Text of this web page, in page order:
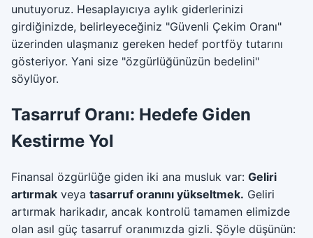
unutuyoruz. Hesaplayıcıya aylık giderlerinizi
girdiğinizde, belirleyeceğiniz "Güvenli Çekim Oranı"
üzerinden ulaşmanız gereken hedef portföy tutarını
gösteriyor. Yani size "özgürlüğünüzün bedelini"
söylüyor.
Tasarruf Oranı: Hedefe Giden
Kestirme Yol
Finansal özgürlüğe giden iki ana musluk var: Geliri
artırmak veya tasarruf oranını yükseltmek. Geliri
artırmak harikadır, ancak kontrolü tamamen elimizde
olan asıl güç tasarruf oranımızda gizli. Şöyle düşünün: